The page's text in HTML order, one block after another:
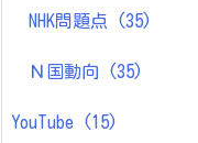
NHK問題点 (35)
Ｎ国動向 (35)
YouTube (15)